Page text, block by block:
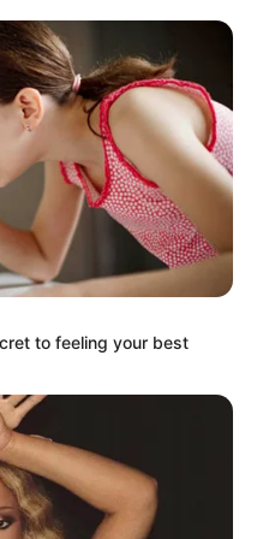
to feeling your best